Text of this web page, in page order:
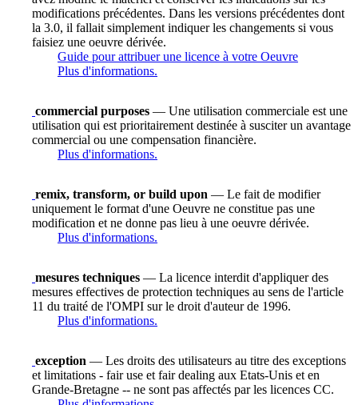
modifications précédentes. Dans les versions précédentes dont
la 3.0, il fallait simplement indiquer les changements si vous
faisiez une oeuvre dérivée.
Guide pour attribuer une licence à votre Oeuvre
Plus d'informations.
commercial purposes — Une utilisation commerciale est une
utilisation qui est prioritairement destinée à susciter un avantage
commercial ou une compensation financière.
Plus d'informations.
remix, transform, or build upon — Le fait de modifier
uniquement le format d'une Oeuvre ne constitue pas une
modification et ne donne pas lieu à une oeuvre dérivée.
Plus d'informations.
mesures techniques — La licence interdit d'appliquer des
mesures effectives de protection techniques au sens de l'article
11 du traité de l'OMPI sur le droit d'auteur de 1996.
Plus d'informations.
exception — Les droits des utilisateurs au titre des exceptions
et limitations - fair use et fair dealing aux Etats-Unis et en
Grande-Bretagne -- ne sont pas affectés par les licences CC.